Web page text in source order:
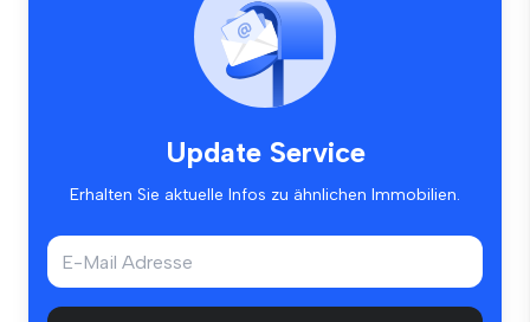
Update Service
Erhalten Sie aktuelle Infos zu ähnlichen Immobilien.